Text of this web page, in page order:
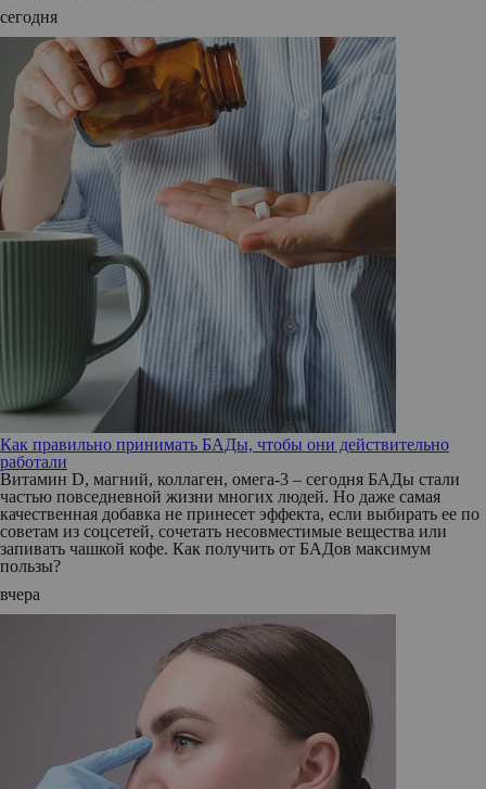
сегодня
Как правильно принимать БАДы, чтобы они действительно
работали
Витамин D, магний, коллаген, омега-3 – сегодня БАДы стали
частью повседневной жизни многих людей. Но даже самая
качественная добавка не принесет эффекта, если выбирать ее по
советам из соцсетей, сочетать несовместимые вещества или
запивать чашкой кофе. Как получить от БАДов максимум
пользы?
вчера